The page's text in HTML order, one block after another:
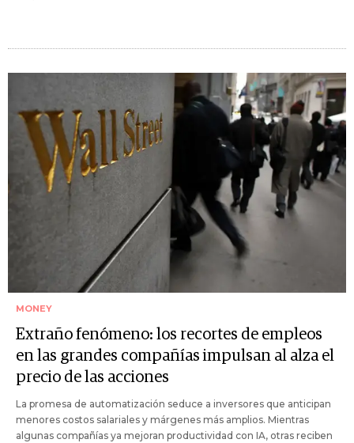
MONEY
Extraño fenómeno: los recortes de empleos
en las grandes compañías impulsan al alza el
precio de las acciones
La promesa de automatización seduce a inversores que anticipan
menores costos salariales y márgenes más amplios. Mientras
algunas compañías ya mejoran productividad con IA, otras reciben